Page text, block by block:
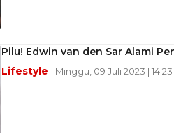
Pilu! Edwin van den Sar Alami
Lifestyle | Minggu, 09 Juli 2023 |